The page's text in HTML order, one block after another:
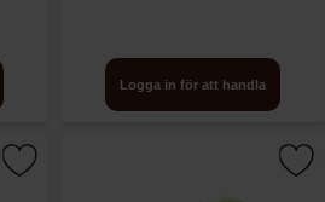
Logga in för att handla